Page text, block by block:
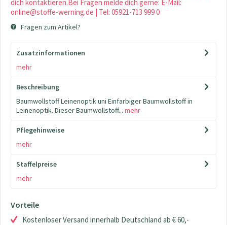
dich kontaktieren.Bei Fragen melde dich gerne: E-Mail:
online@stoffe-werning.de | Tel: 05921-713 999 0
Fragen zum Artikel?
Zusatzinformationen
mehr
Beschreibung
Baumwollstoff Leinenoptik uni Einfarbiger Baumwollstoff in
Leinenoptik. Dieser Baumwollstoff... mehr
Pflegehinweise
mehr
Staffelpreise
mehr
Vorteile
Kostenloser Versand innerhalb Deutschland ab € 60,-